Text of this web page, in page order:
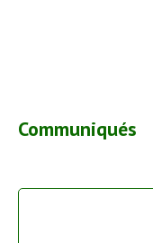
Communiqués